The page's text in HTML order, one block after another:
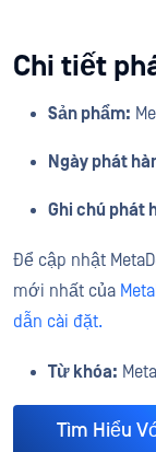
Chi tiết
Sản phẩm:
Ngày phát
Ghi chú phát
Để cập nhật
mới nhất của
dẫn cài đặt.
Từ khóa:
Tìm Hiểu